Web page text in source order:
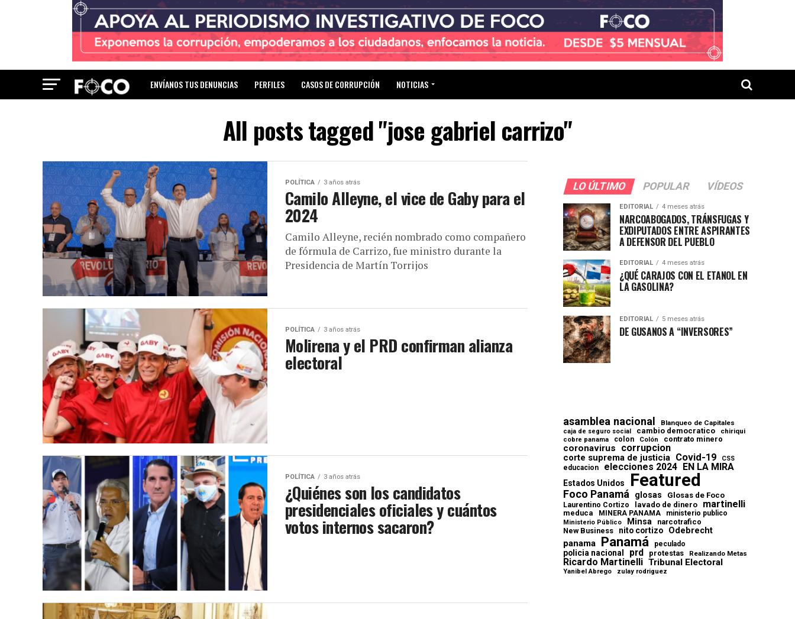
ENVÍANOS TUS DENUNCIAS PERFILES CASOS DE CORRUPCIÓN NOTICIAS
All posts tagged "jose gabriel carrizo"
POLÍTICA 3 años atrás
Camilo Alleyne, el vice de Gaby para el
2024
Camilo Alleyne, recién nombrado como compañero
de fórmula de Carrizo, fue ministro durante la
Presidencia de Martín Torrijos
POLÍTICA 3 años atrás
Molirena y el PRD confirman alianza
electoral
POLÍTICA 3 años atrás
¿Quiénes son los candidatos
presidenciales oficiales y cuántos
votos internos sacaron?
LO ÚLTIMO POPULAR VÍDEOS
EDITORIAL 4 meses atrás
NARCOABOGADOS, TRÁNSFUGAS Y
EXDIPUTADOS ENTRE ASPIRANTES
A DEFENSOR DEL PUEBLO
EDITORIAL 4 meses atrás
¿QUÉ CARAJOS CON EL ETANOL EN
LA GASOLINA?
EDITORIAL 5 meses atrás
DE GUSANOS A “INVERSORES”
asamblea nacional Blanqueo de Capitales
caja de seguro social cambio democratico chiriqui
cobre panama colon Colón contrato minero
coronavirus corrupcion
corte suprema de justicia Covid-19 CSS
educacion elecciones 2024 EN LA MIRA
Estados Unidos Featured
Foco Panamá glosas Glosas de Foco
Laurentino Cortizo lavado de dinero martinelli
meduca MINERA PANAMA ministerio publico
Ministerio Público Minsa
narcotrafico
New Business
nito cortizo
Odebrecht
panama Panamá peculado
policia nacional prd protestas Realizando Metas
Ricardo Martinelli Tribunal Electoral
Yanibel Abrego zulay rodriguez